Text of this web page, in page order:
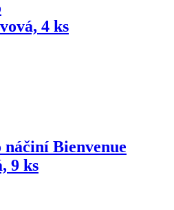
4 ks
náčiní Bienvenue
9 ks